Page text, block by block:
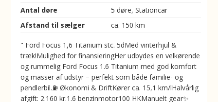
Antal døre
5 døre, Stationcar
Afstand til sælger
ca. 150 km
" Ford Focus 1,6 Titanium stc. 5dMed vinterhjul &
træk!Mulighed for finansieringHer udbydes en velkørende
og rummelig Ford Focus 1.6 Titanium med god komfort
og masser af udstyr – perfekt som både familie- og
pendlerbil.⛽ Økonomi & DriftKører ca. 15,1 km/lHalvårlig
afgift: 2.160 kr.1.6 benzinmotor100 HKManuelt gear✨